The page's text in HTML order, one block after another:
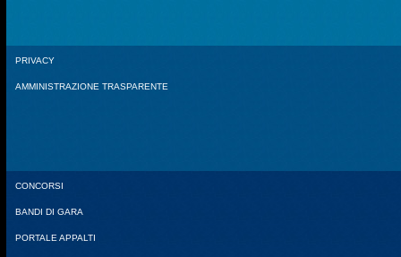
PRIVACY
AMMINISTRAZIONE TRASPARENTE
CONCORSI
BANDI DI GARA
PORTALE APPALTI